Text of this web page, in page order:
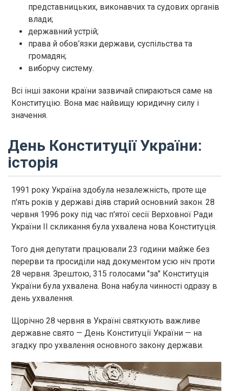
представницьких, виконавчих та судових органів
влади;
державний устрій;
права й обов’язки держави, суспільства та
громадян;
виборчу систему.
Всі інші закони країни зазвичай спираються саме на
Конституцію. Вона має найвищу юридичну силу і
значення.
День Конституції України:
історія
1991 року Україна здобула незалежність, проте ще
п'ять років у державі діяв старий основний закон. 28
червня 1996 року під час п'ятої сесії Верховної Ради
України II скликання була ухвалена нова Конституція.
Того дня депутати працювали 23 години майже без
перерви та просиділи над документом усю ніч проти
28 червня. Зрештою, 315 голосами "за" Конституція
України була ухвалена. Вона набула чинності одразу в
день ухвалення.
Щорічно 28 червня в Україні святкують важливе
державне свято — День Конституції України — на
згадку про ухвалення основного закону держави.